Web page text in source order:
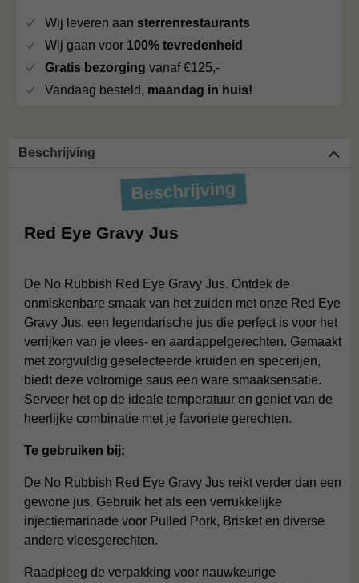
Wij leveren aan sterrenrestaurants
Wij gaan voor 100% tevredenheid
Gratis bezorging vanaf €125,-
Vandaag besteld, maandag in huis!
Beschrijving
Beschrijving
Red Eye Gravy Jus
De No Rubbish Red Eye Gravy Jus. Ontdek de
onmiskenbare smaak van het zuiden met onze Red Eye
Gravy Jus, een legendarische jus die perfect is voor het
verrijken van je vlees- en aardappelgerechten. Gemaakt
met zorgvuldig geselecteerde kruiden en specerijen,
biedt deze volromige saus een ware smaaksensatie.
Serveer het op de ideale temperatuur en geniet van de
heerlijke combinatie met je favoriete gerechten.
Te gebruiken bij:
De No Rubbish Red Eye Gravy Jus reikt verder dan een
gewone jus. Gebruik het als een verrukkelijke
injectiemarinade voor Pulled Pork, Brisket en diverse
andere vleesgerechten.
Raadpleeg de verpakking voor nauwkeurige